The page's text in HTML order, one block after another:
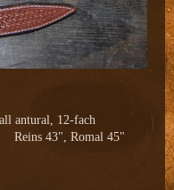
antural, 12-fach
Romal 45"